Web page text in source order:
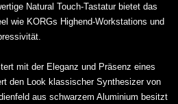
Natural Touch-Tastatur bietet das
wie KORGs Highend-Workstations und
mit der Eleganz und Präsenz eines
den Look klassischer Synthesizer von
aus schwarzem Aluminium besitzt